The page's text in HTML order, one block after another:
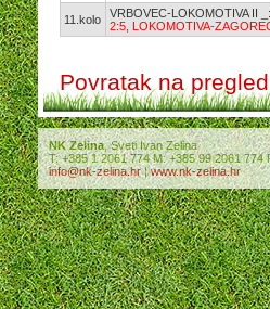
11.kolo VRBOVEC-LOKOMOTIVA II
2:5, LOKOMOTIVA-
Povratak na
NK Zelina, Sveti Ivan Zelina
T: +385 1 2061 774 M: +385 99 2061 774
info@nk-zelina.hr|www.nk-zelina.hr